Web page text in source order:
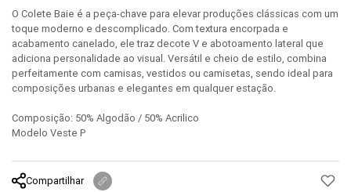
O Colete Baie é a peça-chave para elevar produções clássicas com um
toque moderno e descomplicado. Com textura encorpada e
acabamento canelado, ele traz decote V e abotoamento lateral que
adiciona personalidade ao visual. Versátil e cheio de estilo, combina
perfeitamente com camisas, vestidos ou camisetas, sendo ideal para
composições urbanas e elegantes em qualquer estação.
Composição: 50% Algodão / 50% Acrilico
Modelo Veste P
Compartilhar